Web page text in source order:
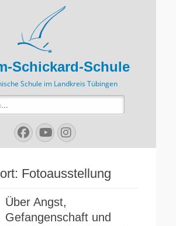
Schickard-Schule
Schule im Landkreis Tübingen
Facebook
YouTube
Instagram
Fotoausstellung
Über Angst,
Gefangenschaft und